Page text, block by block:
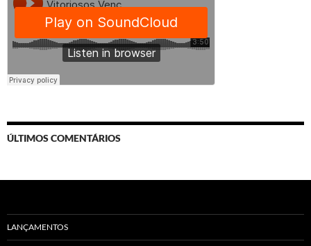
ÚLTIMOS COMENTÁRIOS
LANÇAMENTOS